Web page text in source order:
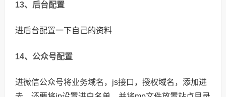
13、后台配置
进后台配置一下自己的资料
14、公众号配置
进微信公众号将业务域名，js接口，授权域名，添加进